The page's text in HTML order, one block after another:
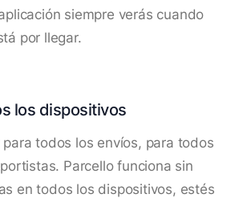
siempre verás cuando
por llegar.
los dispositivos
para todos los envíos, para todos
Parcello funciona sin
en todos los dispositivos, estés